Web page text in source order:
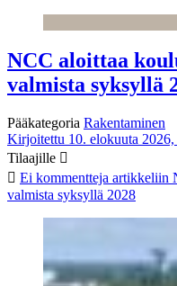
NCC aloittaa
valmista syksyllä
Pääkategoria Rakentaminen
Kirjoitettu 10. elokuuta 2026,
Tilaajille
Ei kommentteja artikkeliin
valmista syksyllä 2028